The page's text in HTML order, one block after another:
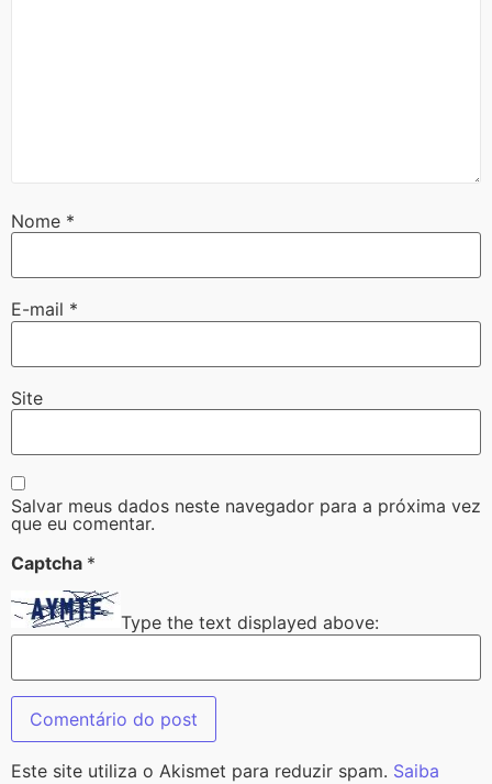
Nome *
E-mail *
Site
Salvar meus dados neste navegador para a próxima vez
que eu comentar.
Captcha *
Type the text displayed above:
Este site utiliza o Akismet para reduzir spam. Saiba